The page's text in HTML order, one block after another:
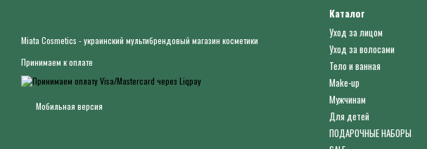
Miata Cosmetics - украинский мультибрендовый магазин косметики
Принимаем к оплате
Мобильная версия
Каталог
Уход за лицом
Уход за волосами
Тело и ванная
Make-up
Мужчинам
Для детей
ПОДАРОЧНЫЕ НАБОРЫ